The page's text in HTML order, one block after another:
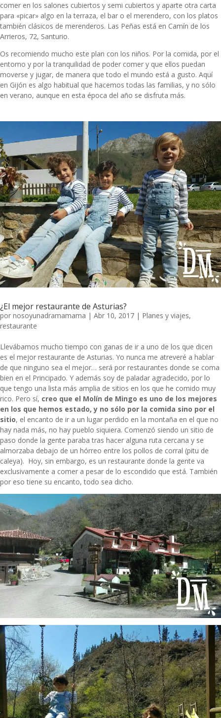
comer en los salones cubiertos y semi cubiertos y aparte otra carta
para «picar» algo en la terraza, el bar o el merendero, con los platos
también clásicos de merenderos. Las Peñas está en Camín de los
Arrieros, 72, Santurio.
Os recomiendo mucho este plan con los niños. Por la comida, por el
entorno y por la tranquilidad de poder comer y que ellos puedan
moverse y jugar, de manera que todo el mundo está a gusto. Aquí
en Gijón es algo habitual que hacemos todas las familias, y no sólo
en verano, aunque en esta época del año se disfruta más.
¿El mejor restaurante de Asturias?
por nosoyunadramamama | Abr 10, 2017 | Planes y viajes,
restaurante
Llevábamos mucho tiempo con ganas de ir a uno de los que dicen
es el mejor restaurante de Asturias. Yo nunca me atreveré a hablar
de que ninguno sea el mejor… será por restaurantes donde se coma
bien en el Principado. Y además soy de paladar agradecido, por lo
que tengo una lista más amplia de sitios en los que he comido muy
rico. Pero sí, creo que el Molín de Mingo es uno de los mejores
en los que hemos estado, y no sólo por la comida sino por el
sitio, el encanto de ir a un lugar perdido en la montaña en el que no
hay nada más, no hay pueblo siquiera. Comenzó siendo un sitio de
paso donde la gente paraba tras hacer alguna ruta cercana y se
almorzaba debajo de un hórreo entre los pollos de corral (pitu de
caleya). Hoy, sin embargo, es un restaurante donde la gente va
exclusivamente a comer a pesar de lo escondido que está. También
por eso tiene su encanto, todo sea dicho.